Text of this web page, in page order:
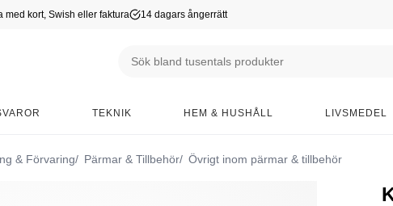
med kort, Swish eller faktura 14 dagars ångerrätt
TEKNIK HEM & HUSHÅLL LIVSMEDEL
& Förvaring Pärmar & Tillbehör Övrigt inom pärmar & tillbehör